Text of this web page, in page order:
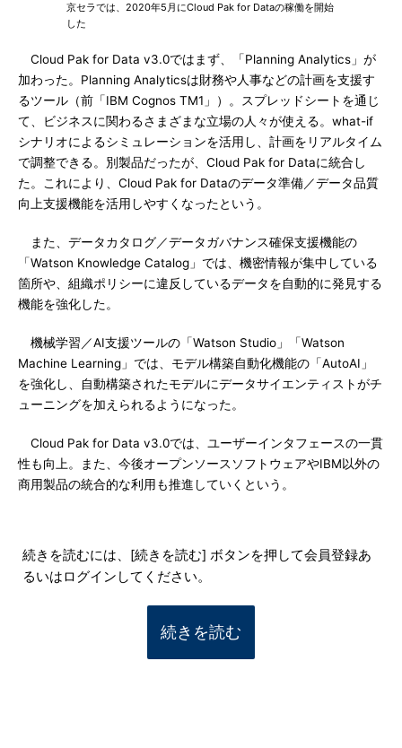
京セラでは、2020年5月にCloud Pak for Dataの稼働を開始
した
Cloud Pak for Data v3.0ではまず、「Planning Analytics」が
加わった。Planning Analyticsは財務や人事などの計画を支援す
るツール（前「IBM Cognos TM1」）。スプレッドシートを通じ
て、ビジネスに関わるさまざまな立場の人々が使える。what-if
シナリオによるシミュレーションを活用し、計画をリアルタイム
で調整できる。別製品だったが、Cloud Pak for Dataに統合し
た。これにより、Cloud Pak for Dataのデータ準備／データ品質
向上支援機能を活用しやすくなったという。
また、データカタログ／データガバナンス確保支援機能の
「Watson Knowledge Catalog」では、機密情報が集中している
箇所や、組織ポリシーに違反しているデータを自動的に発見する
機能を強化した。
機械学習／AI支援ツールの「Watson Studio」「Watson
Machine Learning」では、モデル構築自動化機能の「AutoAI」
を強化し、自動構築されたモデルにデータサイエンティストがチ
ューニングを加えられるようになった。
Cloud Pak for Data v3.0では、ユーザーインタフェースの一貫
性も向上。また、今後オープンソースソフトウェアやIBM以外の
商用製品の統合的な利用も推進していくという。
続きを読むには、[続きを読む] ボタンを押して会員登録あ
るいはログインしてください。
続きを読む